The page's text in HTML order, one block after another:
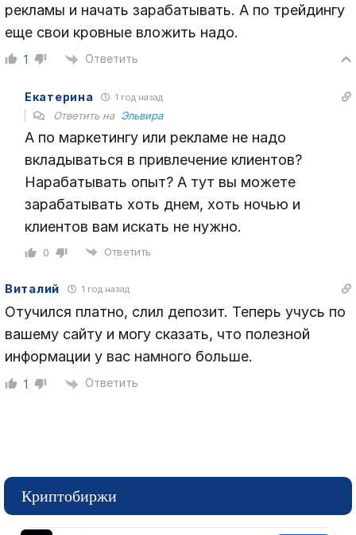
рекламы и начать зарабатывать. А по трейдингу
еще свои кровные вложить надо.
1 Ответить
Екатерина 1 год назад
Ответить на Эльвира
А по маркетингу или рекламе не надо
вкладываться в привлечение клиентов?
Нарабатывать опыт? А тут вы можете
зарабатывать хоть днем, хоть ночью и
клиентов вам искать не нужно.
0 Ответить
Виталий 1 год назад
Отучился платно, слил депозит. Теперь учусь по
вашему сайту и могу сказать, что полезной
информации у вас намного больше.
1 Ответить
Криптобиржи